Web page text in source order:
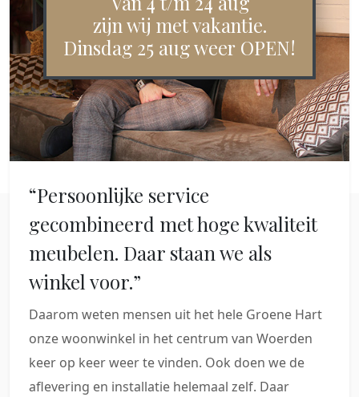
“Persoonlijke service
gecombineerd met hoge kwaliteit
meubelen. Daar staan we als
winkel voor.”
Daarom weten mensen uit het hele Groene Hart
onze woonwinkel in het centrum van Woerden
keer op keer weer te vinden. Ook doen we de
aflevering en installatie helemaal zelf. Daar
zijn wij met vakantie.
Dinsdag 25 aug weer OPEN!